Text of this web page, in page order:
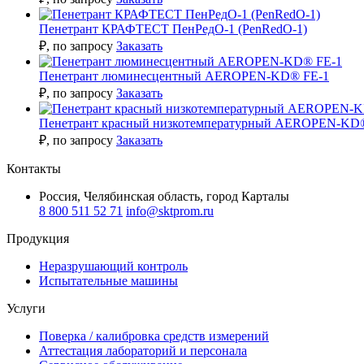
Пенетрант КРАФТЕСТ ПенРедО-1 (PenRedO-1)
₽, по запросу Заказать
Пенетрант люминесцентный AEROPEN-KD® FE-1
₽, по запросу Заказать
Пенетрант красный низкотемпературный AEROPEN-
₽, по запросу Заказать
Контакты
Россия, Челябинская область, город Карталы
8 800 511 52 71 info@sktprom.ru
Продукция
Неразрушающий контроль
Испытательные машины
Услуги
Поверка / калибровка средств измерений
Аттестация лабораторий и персонала